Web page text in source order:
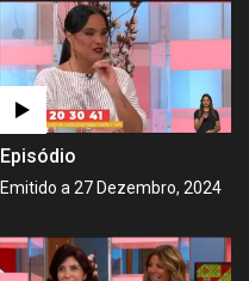
Episódio
Emitido a 27 Dezembro, 2024